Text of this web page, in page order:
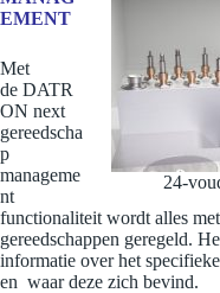
24-
EMENT
Met
de DATR
ON next
gereedscha
p
manageme
nt
functionaliteit wordt alles
gereedschappen geregeld.
informatie over het
en waar deze zich bevind.